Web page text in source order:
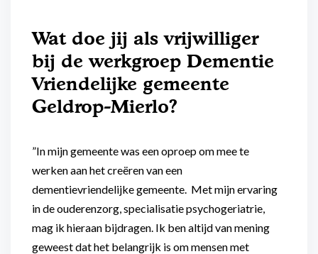
Wat doe jij als vrijwilliger
bij de werkgroep Dementie
Vriendelijke gemeente
Geldrop-Mierlo?
”In mijn gemeente was een oproep om mee te
werken aan het creëren van een
dementievriendelijke gemeente. Met mijn ervaring
in de ouderenzorg, specialisatie psychogeriatrie,
mag ik hieraan bijdragen. Ik ben altijd van mening
geweest dat het belangrijk is om mensen met